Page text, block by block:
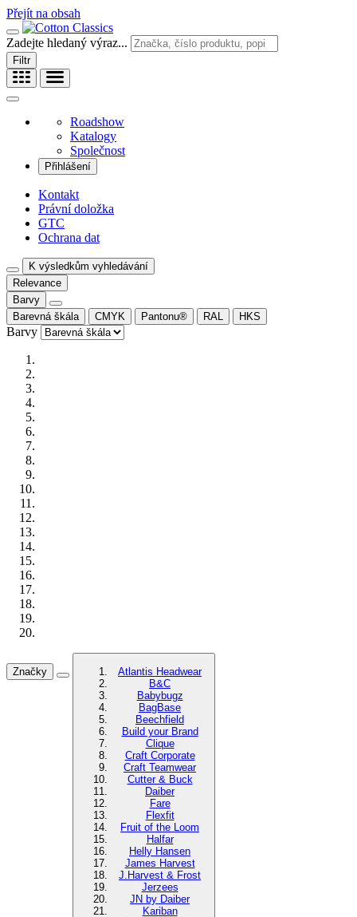
Přejít na obsah
Zadejte hledaný výraz...
Filtr
Roadshow
Katalogy
Společnost
Přihlášení
Kontakt
Právní doložka
GTC
Ochrana dat
K výsledkům vyhledávání
Relevance
Barvy
Barevná škála
CMYK Pantonu® RAL HKS
Barvy
Značky
Atlantis Headwear
B&C
Babybugz
BagBase
Beechfield
Build your Brand
Clique
Craft Corporate
Craft Teamwear
Cutter & Buck
Daiber
Fare
Flexfit
Fruit of the Loom
Halfar
Helly Hansen
James Harvest
J.Harvest & Frost
Jerzees
JN by Daiber
Kariban